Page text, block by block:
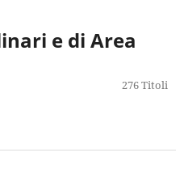
e di Area
276 Titoli